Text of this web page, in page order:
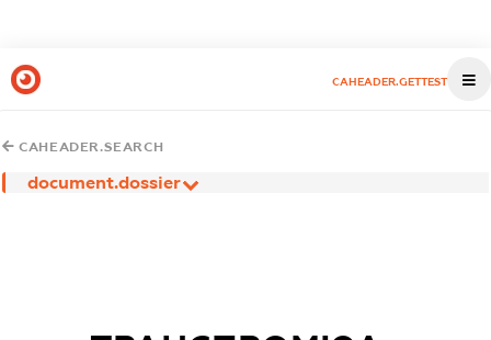
CAHEADER.GETTEST
CAHEADER.SEARCH
document.dossier